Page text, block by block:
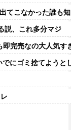
無名のパキスタン人が世界王
説、これ多分マジ
即完売なの大人気
ミ捨てようとしたら